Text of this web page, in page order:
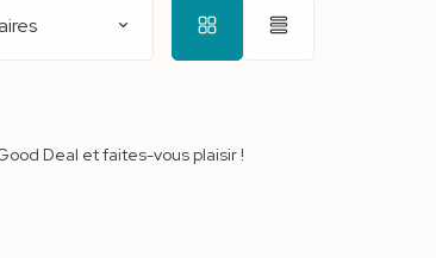
Deal et faites-vous plaisir !